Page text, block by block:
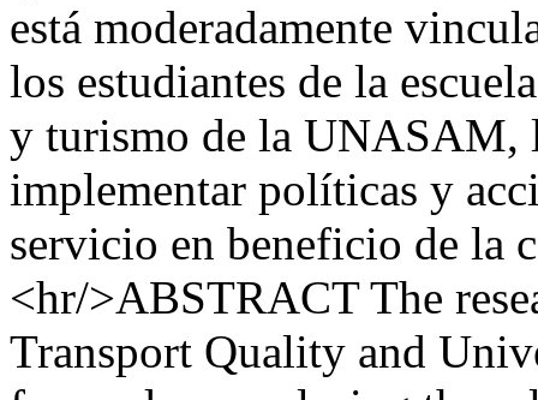
está moderadamente
los estudiantes de la
y turismo de la UNASAM,
implementar políticas y
servicio en beneficio de la
<hr/>ABSTRACT The
Transport Quality and